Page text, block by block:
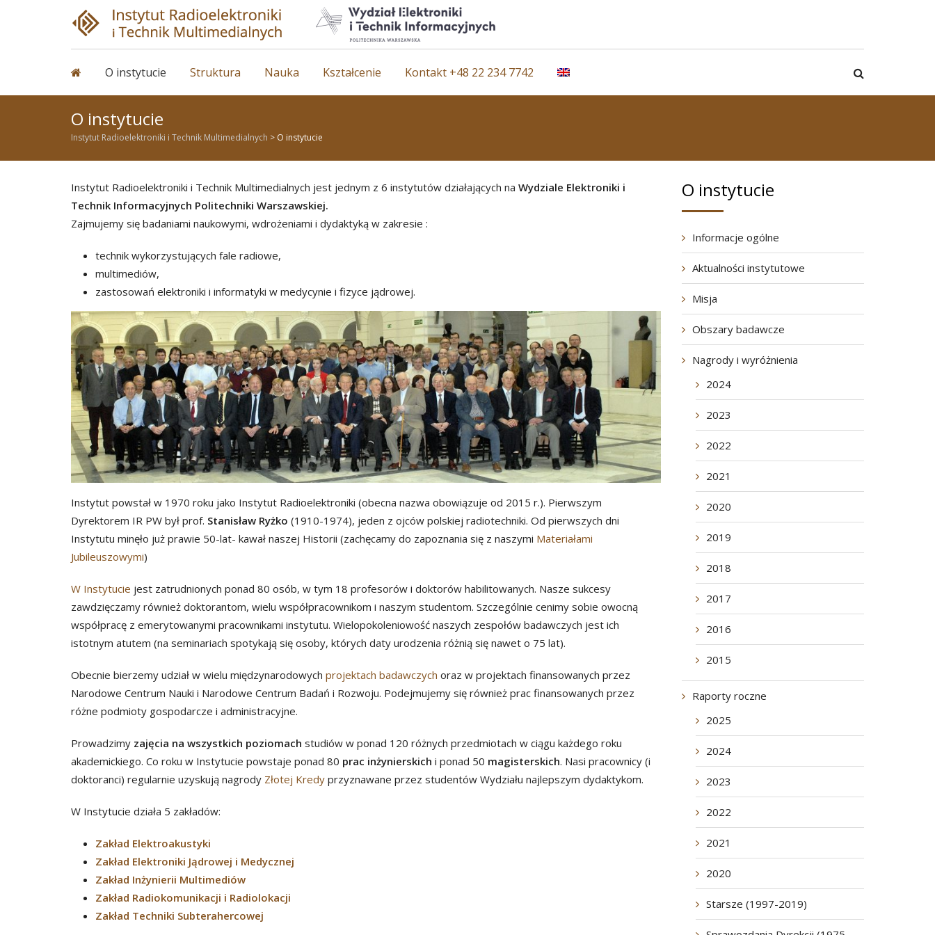
O instytucie Struktura Nauka Kształcenie Kontakt +48 22 234 7742
O instytucie
Instytut Radioelektroniki i Technik Multimedialnych > O instytucie
Instytut Radioelektroniki i Technik Multimedialnych jest jednym z 6 instytutów działających na Wydziale Elektroniki i
Technik Informacyjnych Politechniki Warszawskiej.
Zajmujemy się badaniami naukowymi, wdrożeniami i dydaktyką w zakresie :
technik wykorzystujących fale radiowe,
multimediów,
zastosowań elektroniki i informatyki w medycynie i fizyce jądrowej.
Instytut powstał w 1970 roku jako Instytut Radioelektroniki (obecna nazwa obowiązuje od 2015 r.). Pierwszym
Dyrektorem IR PW był prof. Stanisław Ryżko (1910-1974), jeden z ojców polskiej radiotechniki. Od pierwszych dni
Instytutu minęło już prawie 50-lat- kawał naszej Historii (zachęcamy do zapoznania się z naszymi Materiałami
Jubileuszowymi)
W Instytucie jest zatrudnionych ponad 80 osób, w tym 18 profesorów i doktorów habilitowanych. Nasze sukcesy
zawdzięczamy również doktorantom, wielu współpracownikom i naszym studentom. Szczególnie cenimy sobie owocną
współpracę z emerytowanymi pracownikami instytutu. Wielopokoleniowość naszych zespołów badawczych jest ich
istotnym atutem (na seminariach spotykają się osoby, których daty urodzenia różnią się nawet o 75 lat).
Obecnie bierzemy udział w wielu międzynarodowych projektach badawczych oraz w projektach finansowanych przez
Narodowe Centrum Nauki i Narodowe Centrum Badań i Rozwoju. Podejmujemy się również prac finansowanych przez
różne podmioty gospodarcze i administracyjne.
Prowadzimy zajęcia na wszystkich poziomach studiów w ponad 120 różnych przedmiotach w ciągu każdego roku
akademickiego. Co roku w Instytucie powstaje ponad 80 prac inżynierskich i ponad 50 magisterskich. Nasi pracownicy (i
doktoranci) regularnie uzyskują nagrody Złotej Kredy przyznawane przez studentów Wydziału najlepszym dydaktykom.
W Instytucie działa 5 zakładów:
Zakład Elektroakustyki
Zakład Elektroniki Jądrowej i Medycznej
Zakład Inżynierii Multimediów
Zakład Radiokomunikacji i Radiolokacji
Zakład Techniki Subterahercowej
O instytucie
Informacje ogólne
Aktualności instytutowe
Misja
Obszary badawcze
Nagrody i wyróżnienia
2024
2023
2022
2021
2020
2019
2018
2017
2016
2015
Raporty roczne
2025
2024
2023
2022
2021
2020
Starsze (1997-2019)